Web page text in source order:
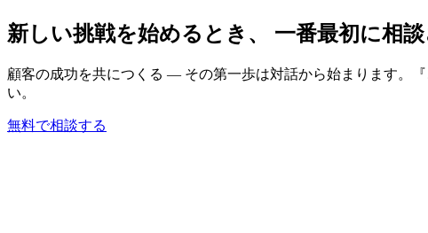
新しい挑戦を始めるとき、 一番最初に相
顧客の成功を共につくる — その第一歩は対話から始まります。
い。
無料で相談する